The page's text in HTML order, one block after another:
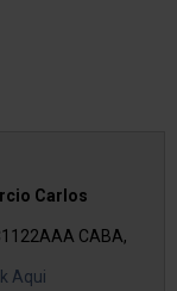
Carlos
CABA,
Aqui